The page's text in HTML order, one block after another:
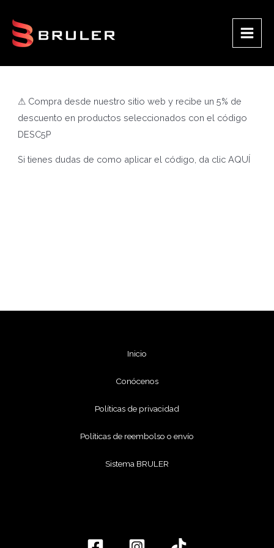
contenido
Main
⚠ Compra desde nuestro sitio web y recibe un 5% de
descuento en productos seleccionados con el código
DESC5P
Si tienes dudas de como aplicar el código, da clicAQUÍ
Inicio
Conócenos
Políticas de privacidad
Políticas de reembolso o envío
Sistema BRULER